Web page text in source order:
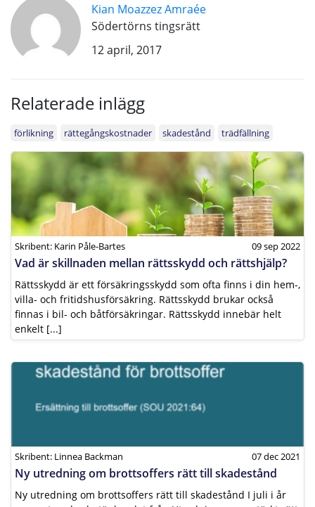
Kian Moazzez Amraée
Södertörns tingsrätt
12 april, 2017
Relaterade inlägg
förlikning rättegångskostnader skadestånd trädfällning
Skribent: Karin Påle-Bartes 09 sep 2022
Vad är skillnaden mellan rättsskydd och rättshjälp?
Rättsskydd är ett försäkringsskydd som ofta finns i din hem-,
villa- och fritidshusförsäkring. Rättsskydd brukar också
finnas i bil- och båtförsäkringar. Rättsskydd innebär helt
enkelt [...]
Skribent: Linnea Backman 07 dec 2021
Ny utredning om brottsoffers rätt till skadestånd
Ny utredning om brottsoffers rätt till skadestånd I juli i år